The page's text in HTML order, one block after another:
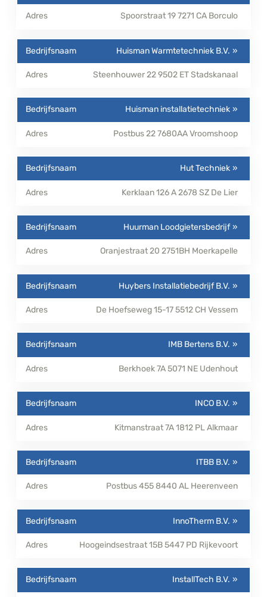
Spoorstraat 197271 CA Borculo
Huisman Warmtetechniek B.V.
Steenhouwer 229502 ETStadskanaal
Huisman installatietechniek
Postbus 227680AAVroomshoop
Hut Techniek
Kerklaan 126 A2678 SZ De Lier
Huurman Loodgietersbedrijf
Oranjestraat 20 2751BH Moerkapelle
Huybers Installatiebedrijf B.V.
De Hoefseweg 15-175512 CH Vessem
IMB Bertens B.V.
Berkhoek 7A5071 NE Udenhout
INCO B.V.
Kitmanstraat 7A1812 PLAlkmaar
ITBB B.V.
Postbus 4558440 AL Heerenveen
InnoTherm B.V.
Hoogeindsestraat 15B5447 PD Rijkevoort
InstallTech B.V.